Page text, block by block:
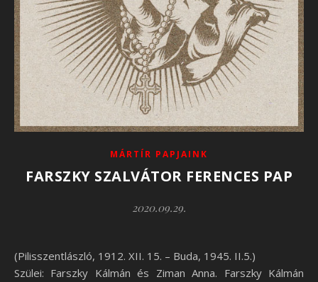
MÁRTÍR PAPJAINK
FARSZKY SZALVÁTOR FERENCES PAP
2020.09.29.
(Pilisszentlászló, 1912. XII. 15. – Buda, 1945. II.5.)
Szülei: Farszky Kálmán és Ziman Anna. Farszky Kálmán